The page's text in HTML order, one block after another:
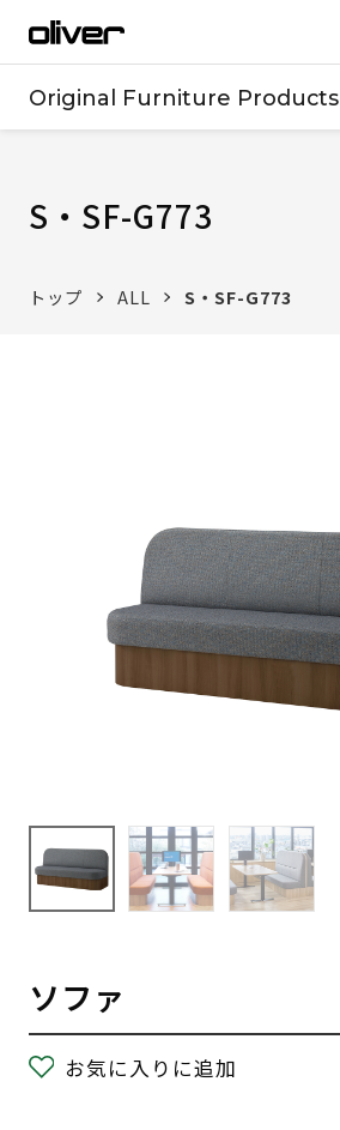
Original Furniture Products
S・SF-G773
トップ ALL S・SF-G773
ソファ
お気に入りに追加